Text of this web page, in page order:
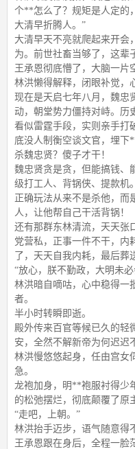
个**怎么了？规矩是人定的
大清早折腾人。”
大清早天不亮就爬起来开会
为。前世社畜当够了，这辈
王承恩彻底懵了，大脑一片
林洪懒得解释，闭眼补觉，
现在是天启七年八月，魏忠
动，朝堂势力僵持对峙。历
看似雷霆手段，实则亲手打
底没人制衡空谈文官，埋下
杀魏忠贤？傻子才干！
魏忠贤贪是贪，但能搞钱、
级打工人、背锅侠、提款机。
正确玩法从来不是杀他，而
人，让他帮自己干活背锅！
还有那群东林清流，天天张
党营私，正事一件不干，内
了，天天自我内耗，最后葬
“放心，朕不勤政，大明未
林洪暗自嘀咕，心中稳得一
者。
半小时转瞬即逝。
殿外传来百官等候已久的轻
安，全然不解新帝为何迟迟
林洪慢悠悠起身，任由宫女
急。
龙袍加身，明**袍服衬得少
的松弛摆烂，彻底颠覆了原
“走吧，上朝。”
林洪抬手迈步，语气随意得
王承恩跟在身后，全程一脸